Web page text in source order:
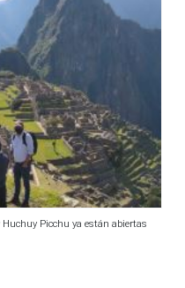
Picchu ya están abiertas